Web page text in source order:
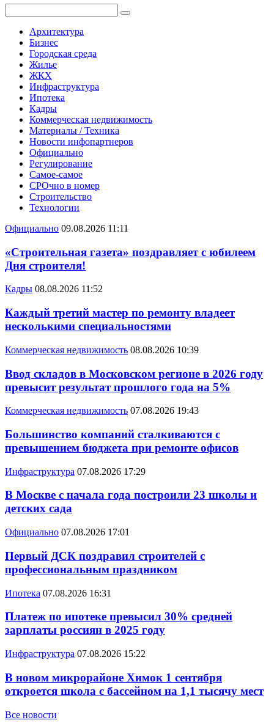
Архитектура
Бизнес
Городская среда
Жилье
ЖКХ
Инфраструктура
Ипотека
Кадры
Коммерческая недвижимость
Материалы / Техника
Новости инфопартнеров
Официально
Регулирование
Самое-самое
СРОчно в номер
Строительство
Технологии
Официально 09.08.2026 11:11
«Строительная газета» поздравляет с юбилеем
Дня строителя!
Кадры 08.08.2026 11:52
Каждый третий мастер по ремонту владеет
несколькими специальностями
Коммерческая недвижимость 08.08.2026 10:39
Ввод складов в Московском регионе в 2026 году
превысит результат прошлого года на 5%
Коммерческая недвижимость 07.08.2026 19:43
Большинство компаний сталкиваются с
превышением бюджета при ремонте офисов
Инфраструктура 07.08.2026 17:29
В Москве с начала года построили 23 школы и
детских сада
Официально 07.08.2026 17:01
Первый ДСК поздравил строителей с
профессиональным праздником
Ипотека 07.08.2026 16:31
Платеж по ипотеке превысил 30% средней
зарплаты россиян в 2025 году
Инфраструктура 07.08.2026 15:22
В новом микрорайоне Химок 1 сентября
откроется школа с бассейном на 1,1 тысячу мест
Все новости